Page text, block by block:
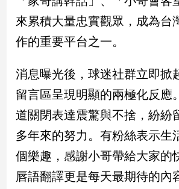
毒
專
區
南
台
觀
點
南
台
來累積大量忠實觀眾，成為台
作的重要平台之一。
消息曝光後，球迷社群立即掀
留言區呈現明顯的兩極化反應
道關閉表達震驚與不捨，紛紛
多年來的努力。有粉絲表示生
個樂趣，感謝小哥帶給大家的
唇語翻譯更是每天最期待的內